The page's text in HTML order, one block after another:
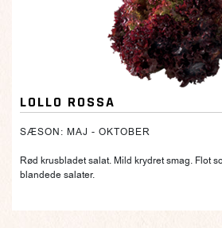
LOLLO ROSSA
SÆSON: MAJ - OKTOBER
Rød krusbladet salat. Mild krydret smag. Flot
blandede salater.